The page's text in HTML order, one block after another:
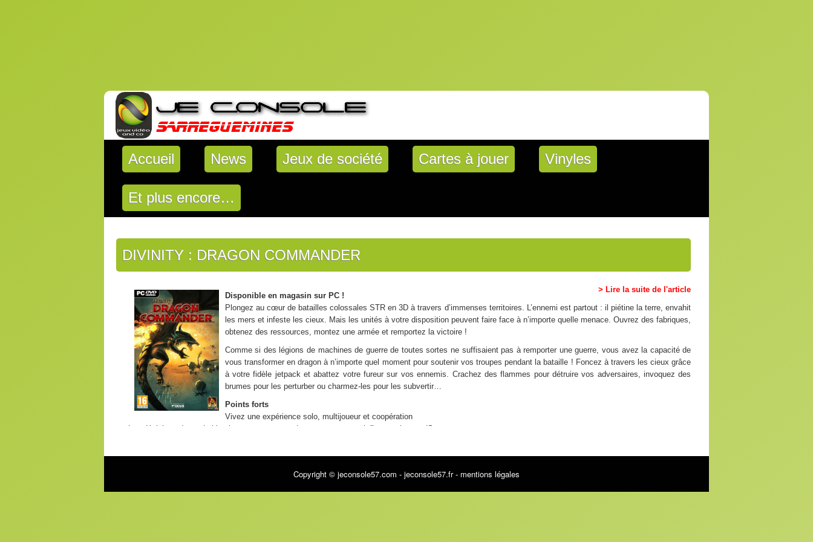
Accueil News Jeux de société Cartes à jouer Vinyles
Et plus encore…
DIVINITY : DRAGON COMMANDER
> Lire la suite de l'article
Disponible en magasin sur PC !
Plongez au cœur de batailles colossales STR en 3D à travers d’immenses territoires. L’ennemi est partout : il piétine la terre, envahit
les mers et infeste les cieux. Mais les unités à votre disposition peuvent faire face à n’importe quelle menace. Ouvrez des fabriques,
obtenez des ressources, montez une armée et remportez la victoire !
Comme si des légions de machines de guerre de toutes sortes ne suffisaient pas à remporter une guerre, vous avez la capacité de
vous transformer en dragon à n’importe quel moment pour soutenir vos troupes pendant la bataille ! Foncez à travers les cieux grâce
à votre fidèle jetpack et abattez votre fureur sur vos ennemis. Crachez des flammes pour détruire vos adversaires, invoquez des
brumes pour les perturber ou charmez-les pour les subvertir…
Points forts
Vivez une expérience solo, multijoueur et coopération
Les décisions du mode histoire vous procurent des cartes pouvant influencer le mondS
Multijoueurs
Copyright © jeconsole57.com - jeconsole57.fr - mentions légales